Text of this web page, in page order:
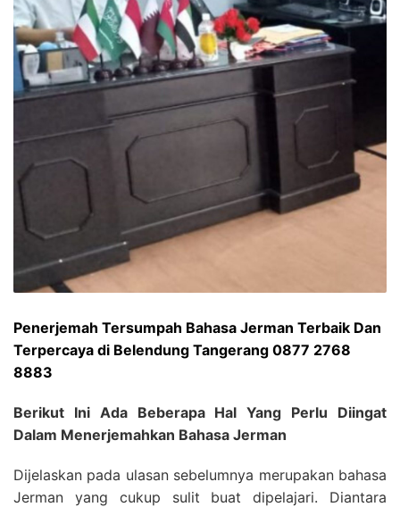
Penerjemah Tersumpah Bahasa Jerman Terbaik Dan
Terpercaya di Belendung Tangerang 0877 2768
8883
Berikut Ini Ada Beberapa Hal Yang Perlu Diingat
Dalam Menerjemahkan Bahasa Jerman
Dijelaskan pada ulasan sebelumnya merupakan bahasa
Jerman yang cukup sulit buat dipelajari. Diantara